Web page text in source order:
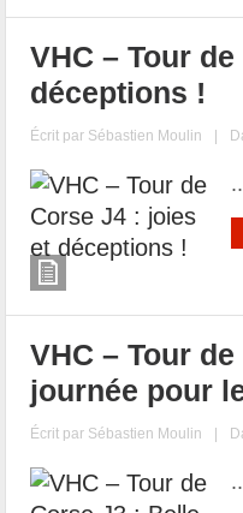
VHC – Tour
déceptions !
Écrit par Sébastien Moulin |
VHC – Tour
journée pour
Écrit par Sébastien Moulin |